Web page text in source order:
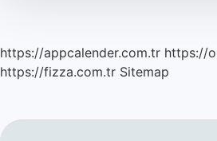
https://appcalender.com.tr https://
https://fizza.com.tr Sitemap